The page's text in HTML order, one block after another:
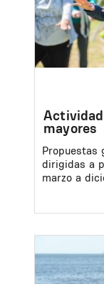
mayores
Propuestas
dirigidas a
marzo a